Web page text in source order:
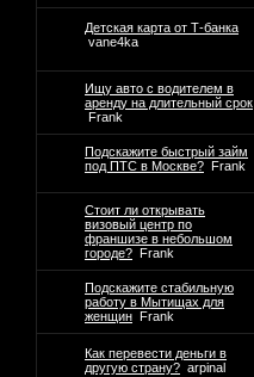
Детская карта от Т-банка
vane4ka
Ищу авто с водителем в
аренду на длительный срок
Frank
Подскажите быстрый займ
под ПТС в Москве? Frank
Стоит ли открывать
визовый центр по
франшизе в небольшом
городе? Frank
Подскажите стабильную
работу в Мытищах для
женщин Frank
Как перевести деньги в
другую страну? arpinal